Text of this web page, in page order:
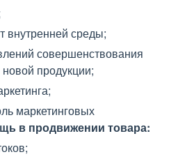
внутренней среды;
совершенствования
продукции;
маркетинговых
в продвижении товара: